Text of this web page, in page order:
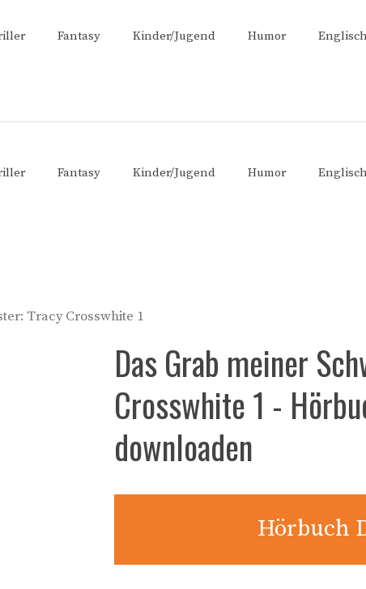
Fantasy Kinder/Jugend Humor
Fantasy Kinder/Jugend Humor
Tracy Crosswhite 1
Das Grab meiner
Crosswhite 1 -
downloaden
Hörbuch